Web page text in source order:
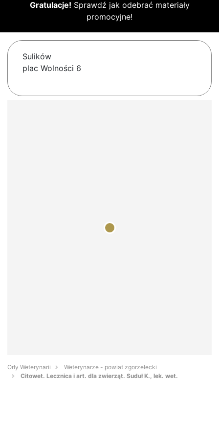
Gratulacje! Sprawdź jak odebrać materiały
promocyjne!
Sulików
plac Wolności 6
Orły Weterynarii
Weterynarze - powiat zgorzelecki
Citowet. Lecznica i art. dla zwierząt. Suduł K., lek. wet.